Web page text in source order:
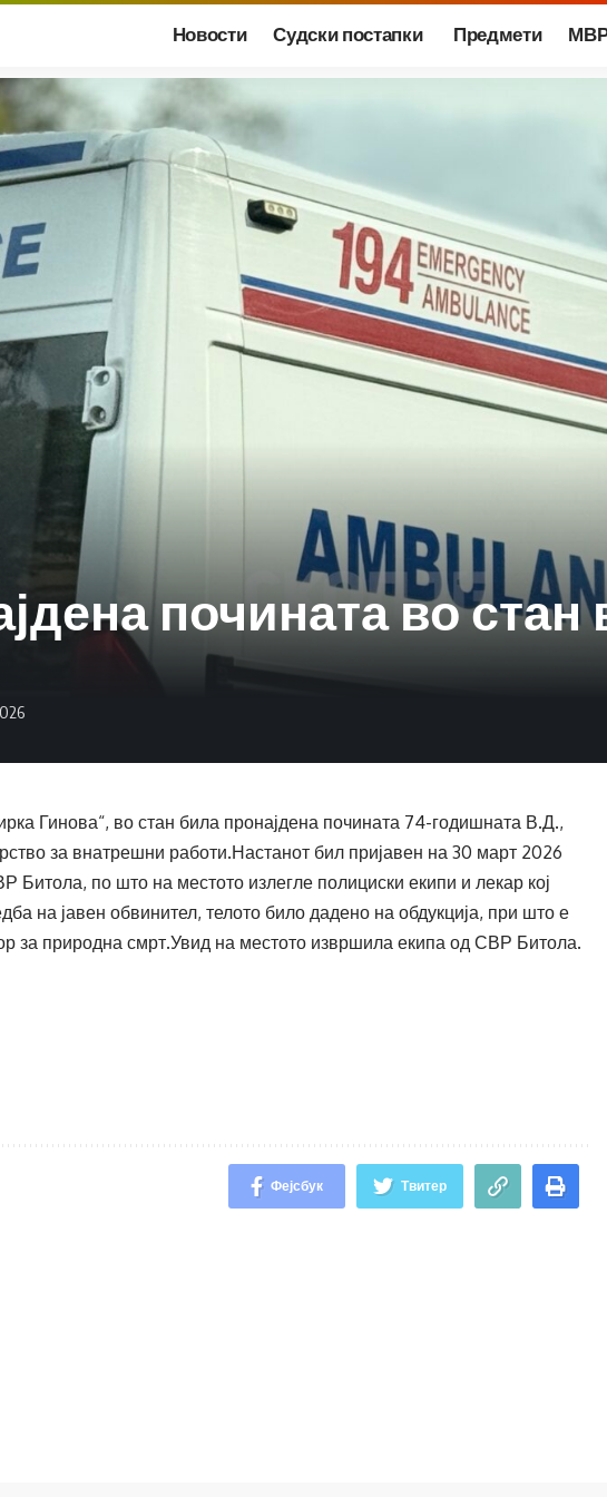
Новости Судски постапки Предмети
почината во стан
Гинова“, во стан била пронајдена почината 74-годишната В.Д.,
за внатрешни работи.Настанот бил пријавен на 30 март 2026
Битола, по што на местото излегле полициски екипи и лекар кој
на јавен обвинител, телото било дадено на обдукција, при што е
за природна смрт.Увид на местото извршила екипа од СВР Битола.
Фејсбук Твитер